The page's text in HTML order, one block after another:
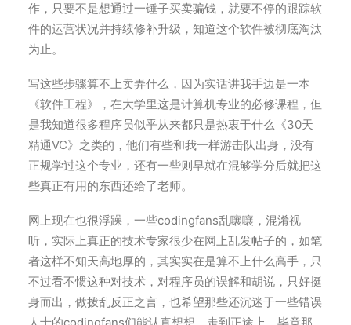
作，只要不是想通过一锤子买卖骗钱，就要不停的跟踪软
件的运营状况并持续修补升级，知道这个软件被彻底淘汰
为止。
写这些步骤算不上卖弄什么，因为实话讲我手边是一本
《软件工程》，在大学里这是计算机专业的必修课程，但
是我知道很多程序员似乎从来都只是热衷于什么《30天
精通VC》之类的，他们有些和我一样游击队出身，没有
正规学过这个专业，还有一些则早就在混够学分后就把这
些真正有用的东西还给了老师。
网上现在也很浮躁，一些codingfans乱嚷嚷，混淆视
听，实际上真正的技术专家很少在网上乱发帖子的，如笔
者这样不知天高地厚的，其实实在是算不上什么高手，只
不过看不惯这种对技术，对程序员的误解和胡说，只好挺
身而出，做拨乱反正之言，也希望那些还沉迷于一些错误